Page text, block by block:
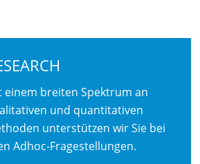
einem breiten Spektrum an
und quantitativen
unterstützen wir Sie bei
Adhoc-Fragestellungen.